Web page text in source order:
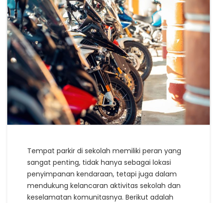
Tempat parkir di sekolah memiliki peran yang
sangat penting, tidak hanya sebagai lokasi
penyimpanan kendaraan, tetapi juga dalam
mendukung kelancaran aktivitas sekolah dan
keselamatan komunitasnya. Berikut adalah